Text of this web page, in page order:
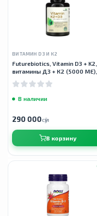
ВИТАМИН D3 И К2
Futurebiotics, Vitamin D3 + K2,
витамины Д3 + К2 (5000 МЕ),
В наличии
290 000сӯм
В корзину